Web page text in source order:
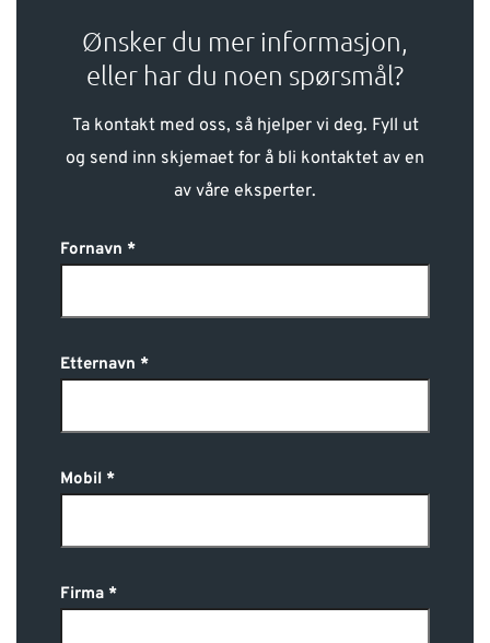
Ønsker du mer informasjon,
eller har du noen spørsmål?
Ta kontakt med oss, så hjelper vi deg. Fyll ut
og send inn skjemaet for å bli kontaktet av en
av våre eksperter.
Fornavn
Etternavn
Mobil
Firma